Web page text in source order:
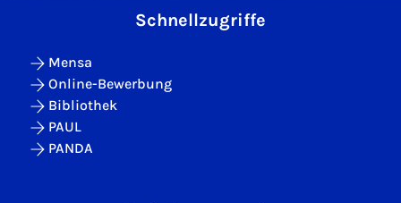
Schnellzugriffe
Mensa
Online-Bewerbung
Bibliothek
PAUL
PANDA